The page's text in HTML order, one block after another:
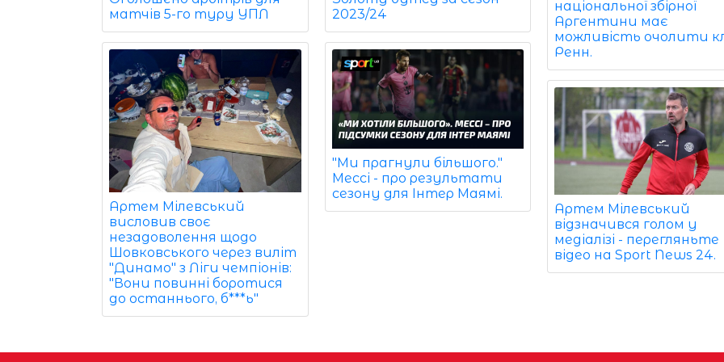
матчів 5-го туру УПЛ
Артем Мілевський
висловив своє
незадоволення щодо
Шовковського через виліт
"Динамо" з Ліги чемпіонів:
"Вони повинні боротися
до останнього, б***ь"
2023/24
"Ми прагнули більшого."
Мессі - про результати
сезону для Інтер Маямі.
національної збірної
Аргентини має
можливість очолити
Ренн.
Артем Мілевський
відзначився голом у
медіалізі - перегляньте
відео на Sport News 24.